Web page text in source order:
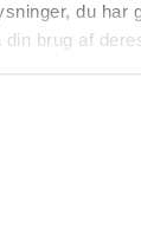
du har
brug af